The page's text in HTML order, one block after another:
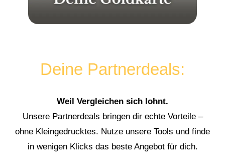
Deine Partnerdeals:
Weil Vergleichen sich lohnt.
Unsere Partnerdeals bringen dir echte Vorteile –
ohne Kleingedrucktes. Nutze unsere Tools und finde
in wenigen Klicks das beste Angebot für dich.